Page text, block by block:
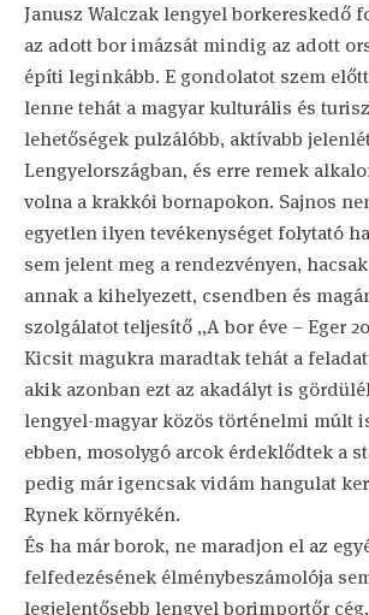
Janusz Walczak lengyel borkereskedő
az adott bor imázsát mindig az adott
építi leginkább. E gondolatot szem
lenne tehát a magyar kulturális és
lehetőségek pulzálóbb, aktívabb
Lengyelországban, és erre remek
volna a krakkói bornapokon. Sajnos
egyetlen ilyen tevékenységet folytató
sem jelent meg a rendezvényen,
annak a kihelyezett, csendben és
szolgálatot teljesítő „A bor éve – Eger
Kicsit magukra maradtak tehát a
akik azonban ezt az akadályt is
lengyel-magyar közös történelmi múlt
ebben, mosolygó arcok érdeklődtek a
pedig már igencsak vidám hangulat
Rynek környékén.
És ha már borok, ne maradjon el az
felfedezésének élménybeszámolója
legjelentősebb lengyel borimportőr